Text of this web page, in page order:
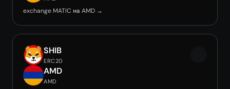
exchange MATIC на AMD →
SHIB
ERC20
AMD
AMD